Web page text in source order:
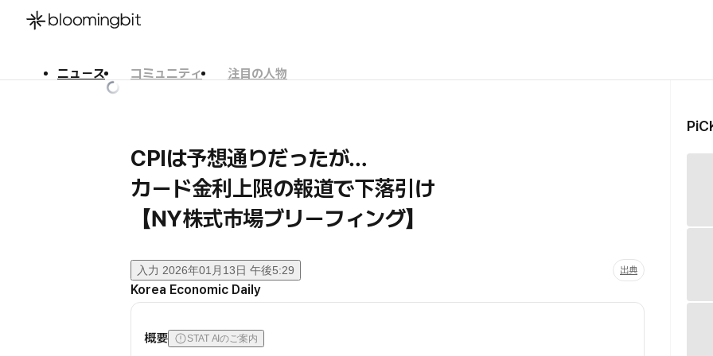
ニュース コミュニティ
注目の人物
CPIは予想通りだったが…
カード金利上限の報道で下落引け
【NY株式市場ブリーフィング】
入力 2026年01月13日 午後5:29 出典
Korea Economic Daily
概要 STAT AIのご案内